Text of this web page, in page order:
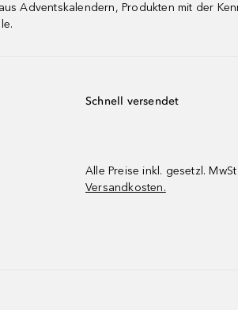
Adventskalendern, Produkten mit der
Schnell versendet
Alle Preise inkl. gesetzl.
Versandkosten.